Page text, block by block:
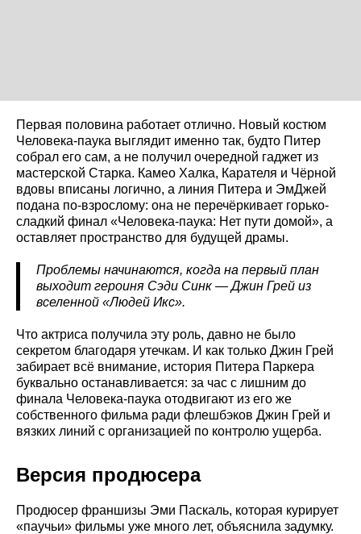
Первая половина работает отлично. Новый костюм
Человека-паука выглядит именно так, будто Питер
собрал его сам, а не получил очередной гаджет из
мастерской Старка. Камео Халка, Карателя и Чёрной
вдовы вписаны логично, а линия Питера и ЭмДжей
подана по-взрослому: она не перечёркивает горько-
сладкий финал «Человека-паука: Нет пути домой», а
оставляет пространство для будущей драмы.
Проблемы начинаются, когда на первый план
выходит героиня Сэди Синк — Джин Грей из
вселенной «Людей Икс».
Что актриса получила эту роль, давно не было
секретом благодаря утечкам. И как только Джин Грей
забирает всё внимание, история Питера Паркера
буквально останавливается: за час с лишним до
финала Человека-паука отодвигают из его же
собственного фильма ради флешбэков Джин Грей и
вязких линий с организацией по контролю ущерба.
Версия продюсера
Продюсер франшизы Эми Паскаль, которая курирует
«паучьи» фильмы уже много лет, объяснила задумку.